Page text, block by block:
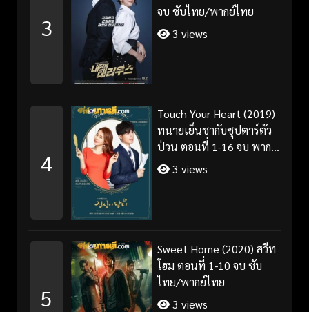
3
จบ ซับไทย/พากย์ไทย
3 views
4
Touch Your Heart (2019)
ทนายเย็นชากับซุปตาร์ตัว
ป่วน ตอนที่ 1-16 จบ พากย์
ไทย/ซับไทย
3 views
5
Sweet Home (2020) สวีท
โฮม ตอนที่ 1-10 จบ ซับ
ไทย/พากย์ไทย
3 views